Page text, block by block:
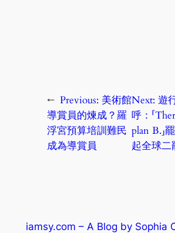
← Previous: 美術館
導賞員的煉成？羅
浮宮預算培訓難民
成為導賞員
Next: 遊
呼：「
plan B.」
起全球二
iamsy.com – A Blog by Sophia